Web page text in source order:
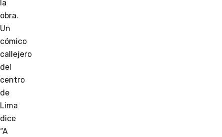
la
obra.
Un
cómico
callejero
del
centro
de
Lima
dice
“A